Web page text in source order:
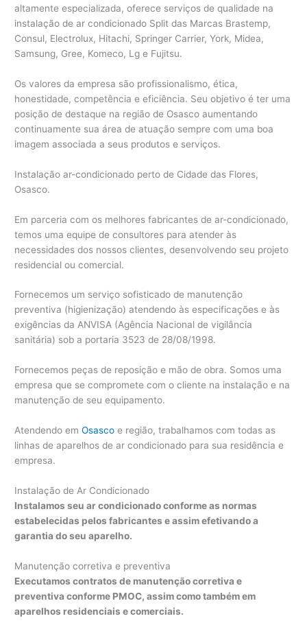
altamente especializada, oferece serviços de qualidade na
instalação de ar condicionado Split das Marcas Brastemp,
Consul, Electrolux, Hitachi, Springer Carrier, York, Midea,
Samsung, Gree, Komeco, Lg e Fujitsu.
Os valores da empresa são profissionalismo, ética,
honestidade, competência e eficiência. Seu objetivo é ter uma
posição de destaque na região de Osasco aumentando
continuamente sua área de atuação sempre com uma boa
imagem associada a seus produtos e serviços.
Instalação ar-condicionado perto de Cidade das Flores,
Osasco.
Em parceria com os melhores fabricantes de ar-condicionado,
temos uma equipe de consultores para atender às
necessidades dos nossos clientes, desenvolvendo seu projeto
residencial ou comercial.
Fornecemos um serviço sofisticado de manutenção
preventiva (higienização) atendendo às especificações e às
exigências da ANVISA (Agência Nacional de vigilância
sanitária) sob a portaria 3523 de 28/08/1998.
Fornecemos peças de reposição e mão de obra. Somos uma
empresa que se compromete com o cliente na instalação e na
manutenção de seu equipamento.
Atendendo emOsasco e região, trabalhamos com todas as
linhas de aparelhos de ar condicionado para sua residência e
empresa.
Instalação de Ar Condicionado
Instalamos seu ar condicionado conforme as normas
estabelecidas pelos fabricantes e assim efetivando a
garantia do seu aparelho.
Manutenção corretiva e preventiva
Executamos contratos de manutenção corretiva e
preventiva conforme PMOC, assim como também em
aparelhos residenciais e comerciais.